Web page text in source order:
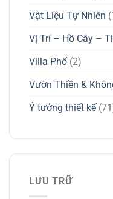
Vật Liệu Tự Nhiên
Vị Trí – Hồ Cây –
Villa Phố (2)
Vườn Thiền &
Ý tưởng thiết kế
LƯU TRỮ